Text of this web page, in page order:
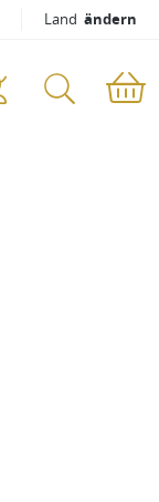
Land ändern